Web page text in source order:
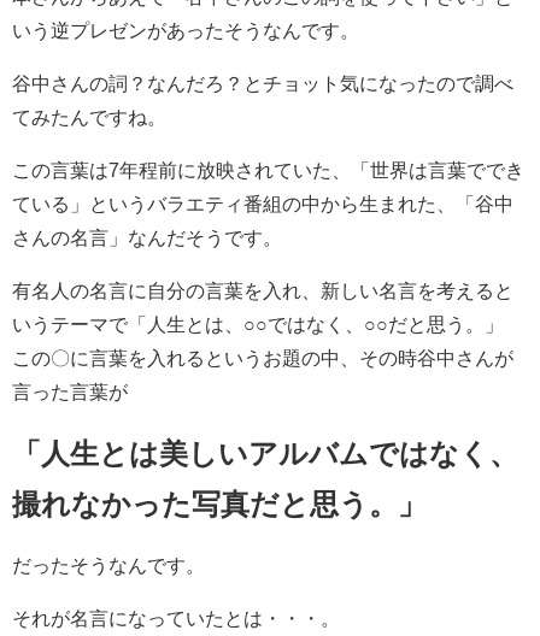
いう逆プレゼンがあったそうなんです。
谷中さんの詞？なんだろ？とチョット気になったので調べ
てみたんですね。
この言葉は7年程前に放映されていた、「世界は言葉ででき
ている」というバラエティ番組の中から生まれた、「谷中
さんの名言」なんだそうです。
有名人の名言に自分の言葉を入れ、新しい名言を考えると
いうテーマで「人生とは、○○ではなく、○○だと思う。」
この〇に言葉を入れるというお題の中、その時谷中さんが
言った言葉が
「人生とは美しいアルバムではなく、
撮れなかった写真だと思う。」
だったそうなんです。
それが名言になっていたとは・・・。